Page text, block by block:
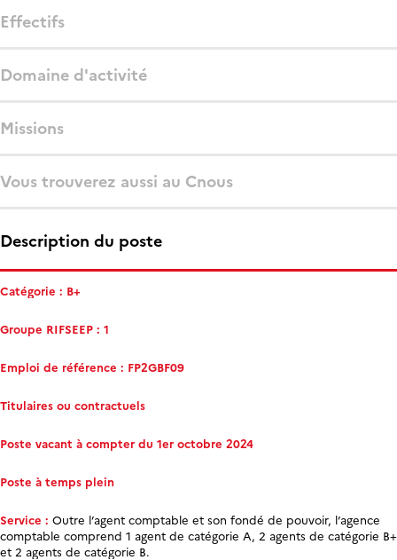
Effectifs
Domaine d'activité
Missions
Vous trouverez aussi au Cnous
Description du poste
Catégorie : B+
Groupe RIFSEEP : 1
Emploi de référence : FP2GBF09
Titulaires ou contractuels
Poste vacant à compter du 1er octobre 2024
Poste à temps plein
Service : Outre l’agent comptable et son fondé de pouvoir, l’agence
comptable comprend 1 agent de catégorie A, 2 agents de catégorie B+
et 2 agents de catégorie B.